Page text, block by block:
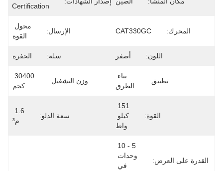
Certification
المحرك: CAT330GC الإرسال:
القوة
اللون: أصفر سلة: الحفرة
تطبيق:
الطرق
وزن التشغيل:
كجم
القوة:
واط
سعة الدلو:
م³
القدرة على العرض: